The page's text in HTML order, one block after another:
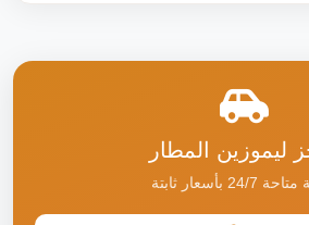
ليموزين المطار
بأسعار ثابتة